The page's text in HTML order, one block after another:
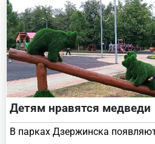
Детям нравятся медведи
В парках Дзержинска